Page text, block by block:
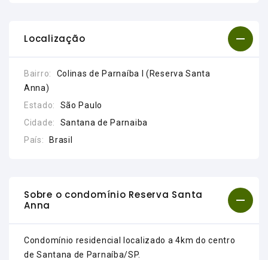
Localização
Bairro:
Colinas de Parnaíba I (Reserva Santa
Anna)
Estado:
São Paulo
Cidade:
Santana de Parnaiba
País:
Brasil
Sobre o condomínio Reserva Santa
Anna
Condomínio residencial localizado a 4km do centro
de Santana de Parnaíba/SP.